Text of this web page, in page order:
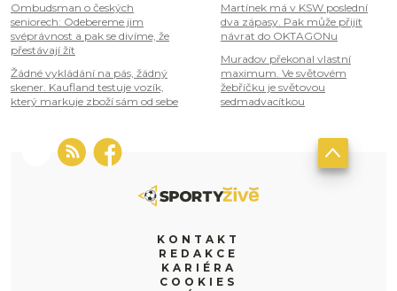
Ombudsman o českých
seniorech: Odebereme jim
svéprávnost a pak se divíme, že
přestávají žít
Žádné vykládání na pás, žádný
skener. Kaufland testuje vozík,
který markuje zboží sám od sebe
Martínek má v KSW poslední
dva zápasy. Pak může přijít
návrat do OKTAGONu
Muradov překonal vlastní
maximum. Ve světovém
žebříčku je světovou
sedmadvacítkou
KONTAKT
REDAKCE
KARIÉRA
COOKIES